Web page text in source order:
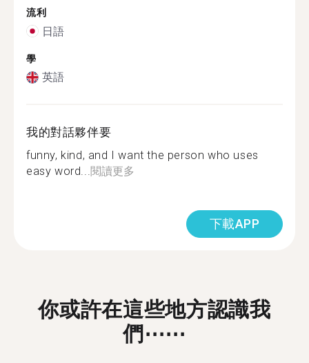
流利
日語
學
英語
我的對話夥伴要
funny, kind, and I want the person who uses
easy word...閱讀更多
下載APP
你或許在這些地方認識我
們⋯⋯